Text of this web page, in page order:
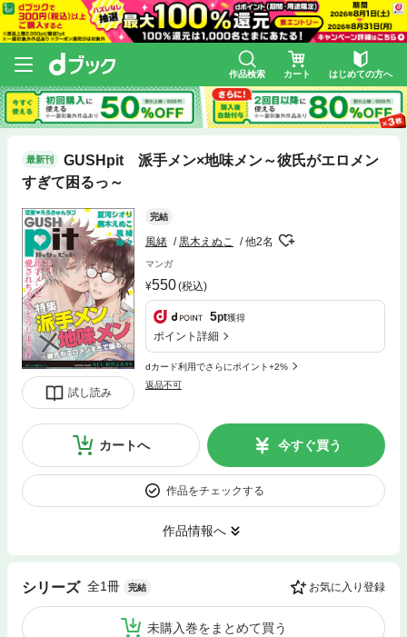
作品検索 カート はじめての方へ
最新刊
GUSHpit 派手メン×地味メン～彼氏がエロメン
すぎて困るっ～
試し読み
完結
風緒 黒木えぬこ 他2名
マンガ
550(税込)
5pt獲得
ポイント詳細
dカード利用でさらにポイント+2%
返品不可
カートへ 今すぐ買う
作品をチェックする
作品情報へ
シリーズ 全1冊 完結 お気に入り登録
未購入巻をまとめて買う